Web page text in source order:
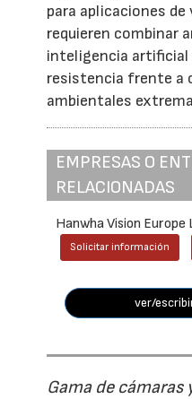
para aplicaciones
requieren combinar
inteligencia artificial
resistencia frente a
ambientales
EMPRESAS O
RELACIONADAS
Hanwha Vision Europe
Solicitar información
ver/
Gama de cámaras